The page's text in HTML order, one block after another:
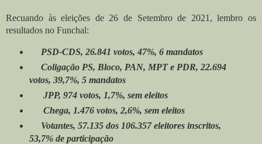
Recuando às eleições de 26 de Setembro de 2021, lembro os
resultados no Funchal:
PSD-CDS, 26.841 votos, 47%, 6 mandatos
Coligação PS, Bloco, PAN, MPT e PDR, 22.694
votos, 39,7%, 5 mandatos
JPP, 974 votos, 1,7%, sem eleitos
Chega, 1.476 votos, 2,6%, sem eleitos
Votantes, 57.135 dos 106.357 eleitores inscritos,
53,7% de participação